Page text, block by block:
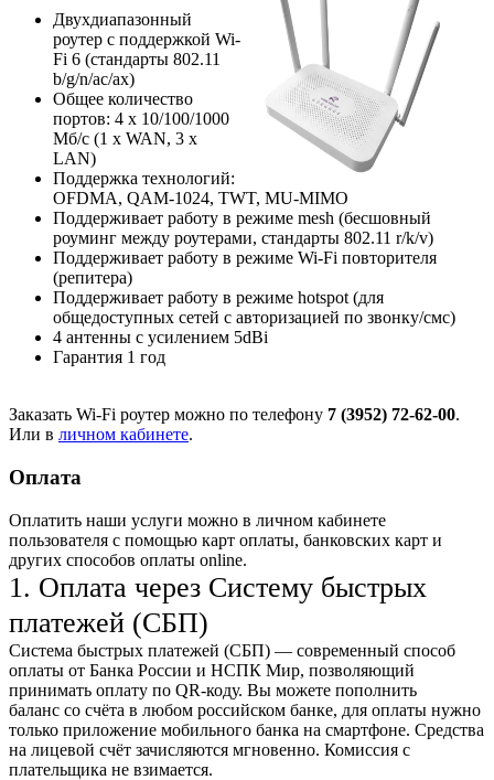
Двухдиапазонный
роутер с поддержкой Wi-
Fi 6 (стандарты 802.11
b/g/n/ac/ax)
Общее количество
портов: 4 х 10/100/1000
Мб/с (1 x WAN, 3 x
LAN)
Поддержка технологий:
OFDMA, QAM-1024, TWT, MU-MIMO
Поддерживает работу в режиме mesh (бесшовный
роуминг между роутерами, стандарты 802.11 r/k/v)
Поддерживает работу в режиме Wi-Fi повторителя
(репитера)
Поддерживает работу в режиме hotspot (для
общедоступных сетей с авторизацией по звонку/смс)
4 антенны с усилением 5dBi
Гарантия 1 год
Заказать Wi-Fi роутер можно по телефону 7 (3952) 72-62-00.
Или в личном кабинете.
Оплата
Оплатить наши услуги можно в личном кабинете
пользователя с помощью карт оплаты, банковских карт и
других способов оплаты online.
1. Оплата через Систему быстрых
платежей (СБП)
Система быстрых платежей (СБП) — современный способ
оплаты от Банка России и НСПК Мир, позволяющий
принимать оплату по QR-коду. Вы можете пополнить
баланс со счёта в любом российском банке, для оплаты нужно
только приложение мобильного банка на смартфоне. Средства
на лицевой счёт зачисляются мгновенно. Комиссия с
плательщика не взимается.